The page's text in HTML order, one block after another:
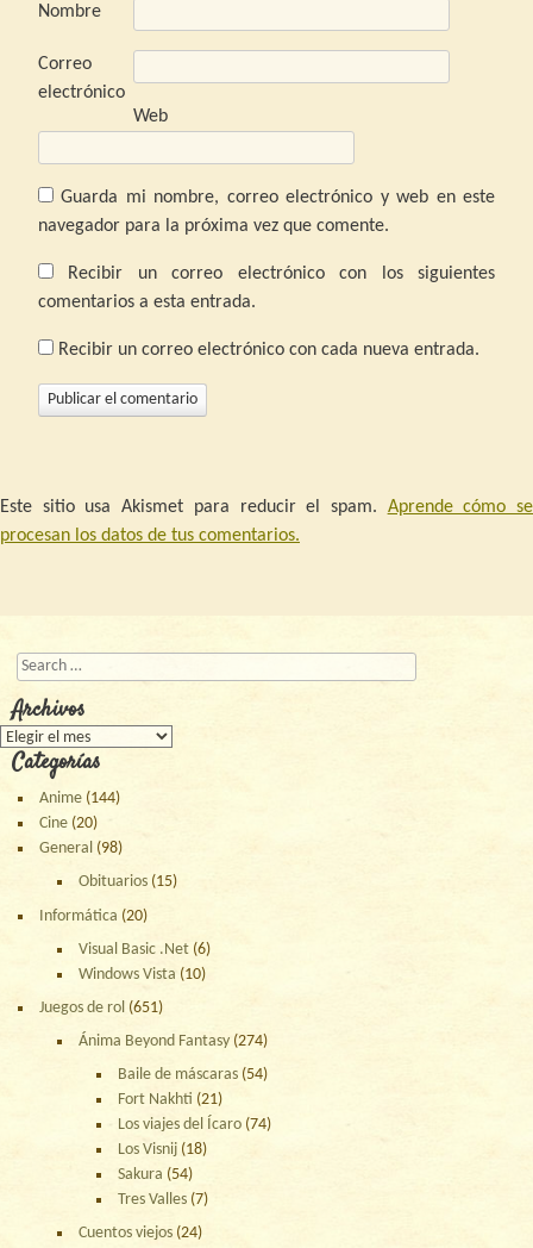
Nombre
Correo
electrónico
Web
Guarda mi nombre, correo electrónico y web en este
navegador para la próxima vez que comente.
Recibir un correo electrónico con los siguientes
comentarios a esta entrada.
Recibir un correo electrónico con cada nueva entrada.
Este sitio usa Akismet para reducir el spam. Aprende cómo se
procesan los datos de tus comentarios.
Buscar
Archivos
Archivos
Categorías
Anime (144)
Cine (20)
General (98)
Obituarios (15)
Informática (20)
Visual Basic .Net (6)
Windows Vista (10)
Juegos de rol (651)
Ánima Beyond Fantasy (274)
Baile de máscaras (54)
Fort Nakhti (21)
Los viajes del Ícaro (74)
Los Visnij (18)
Sakura (54)
Tres Valles (7)
Cuentos viejos (24)